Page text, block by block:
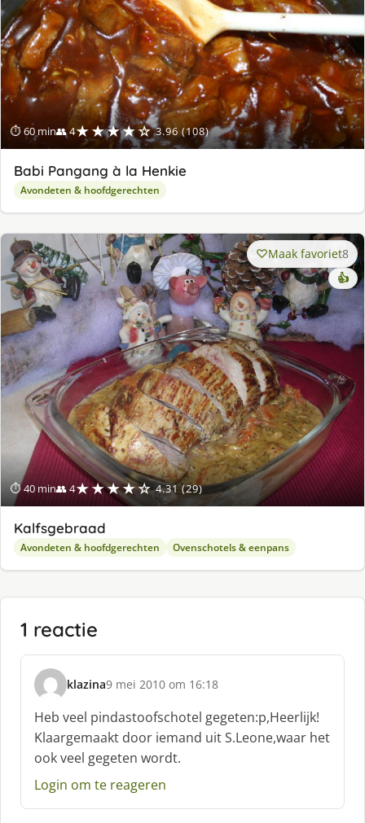
⏱ 60 min👥 4★★★★☆ 3.96 (108)
Babi Pangang à la Henkie
Avondeten & hoofdgerechten
⏱ 40 min👥 4★★★★☆ 4.31 (29)
Maak favoriet8
👍
Kalfsgebraad
Avondeten & hoofdgerechten Ovenschotels & eenpans
1 reactie
klazina
s
c
h
r
e
e
:
9 mei 2010 om 16:18
Heb veel pindastoofschotel gegeten:p,Heerlijk!
Klaargemaakt door iemand uit S.Leone,waar het
ook veel gegeten wordt.
Login om te reageren